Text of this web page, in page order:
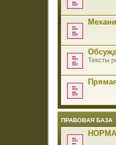
Тексты
ПРАВОВАЯ БАЗА